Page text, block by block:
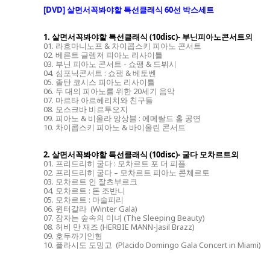
[DVD] 살면서꼭봐야할 특선클래식 60선 박스세트
1. 살면서꼭봐야할 특선클래식 (10disc)- 부닌피아노콘서트외
01. 라흐마니노프 & 차이콥스키 피아노 콘서트
02. 베른트 글렘저 피아노 리사이틀
03. 부닌 피아노 콘서트 - 쇼팽 & 드뷔시
04. 심포닉콘서트 : 쇼팽 & 베토벤
05. 졸탄 코시스 피아노 리사이틀
06. 두 대의 피아노를 위한 20세기 음악
07. 마르타 아르헤리치와 친구들
08. 모스크바 비르투오지
09. 피아노 & 비올라 앙상블 : 에메랄드 홀 공연
10. 차이콥스키 피아노 & 바이올린 콘서트
2. 살면서꼭봐야할 특선클래식 (10disc)- 굴다 모차르트외
01. 프리드리히 굴다 : 모차르트 포 더 피플
02. 프리드리히 굴다 – 모차르트 피아노 콘체르토
03. 모차르트 인 잘츠부르크
04. 모차르트 : 돈 조반니
05. 모차르트 : 마술피리
06. 윈터갈라 (Winter Gala)
07. 잠자는 숲속의 미녀 (The Sleeping Beauty)
08. 허비 만 재즈 (HERBIE MANN-Jasil Brazz)
09. 호두까기인형
10. 플라시도 도밍고 (Placido Domingo Gala Concert in Miami)